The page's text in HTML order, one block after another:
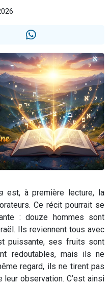
pour étudier en groupe sur Zoom
dans Torah-Box Music
29 personnes viennent de demander une bénédiction
est, à première lecture, la
Ce récit pourrait se
: douze hommes sont
Ils reviennent tous avec
puissante, ses fruits sont
redoutables, mais ils ne
regard, ils ne tirent pas
observation. C’est ainsi